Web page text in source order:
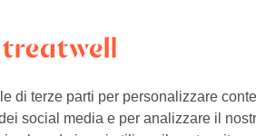
di terze parti per personalizzare
social media e per analizzare il